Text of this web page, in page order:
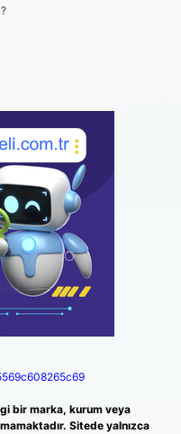
bir marka, kurum veya
Sitede yalnızca